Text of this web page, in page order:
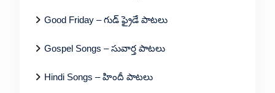
Good Friday – గుడ్ ఫ్రైడే పాటలు
Gospel Songs – సువార్త పాటలు
Hindi Songs – హిందీ పాటలు